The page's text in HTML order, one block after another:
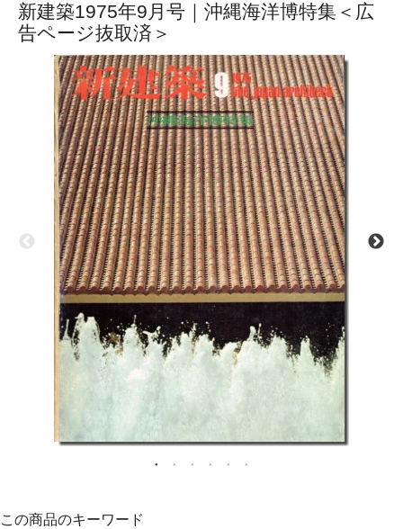
新建築1975年9月号｜沖縄海洋博特集＜広
告ページ抜取済＞
この商品のキーワード